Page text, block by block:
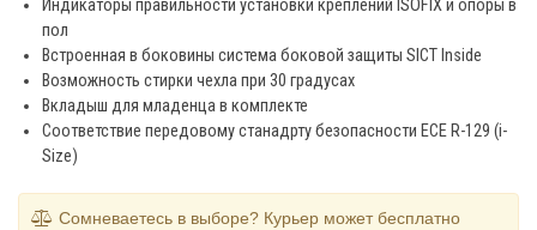
Индикаторы правильности установки креплений ISOFIX и опоры в
пол
Встроенная в боковины система боковой защиты SICT Inside
Возможность стирки чехла при 30 градусах
Вкладыш для младенца в комплекте
Соответствие передовому станадрту безопасности ECE R-129 (i-
Size)
Сомневаетесь в выборе? Курьер может бесплатно